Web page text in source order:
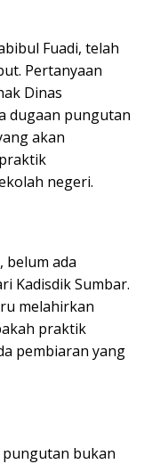
Fuadi, telah
Pertanyaan
Dinas
dugaan pungutan
akan
negeri.
ada
Kadisdik Sumbar.
melahirkan
praktik
pembiaran yang
bukan